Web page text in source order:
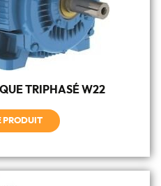
TRIPHASÉ W22
PRODUIT